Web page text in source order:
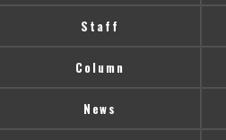
Staff
Column
News